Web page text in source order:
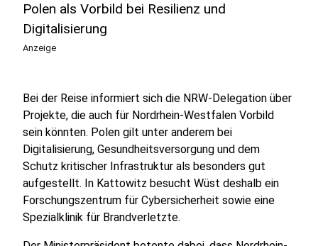
Polen als Vorbild bei Resilienz und
Digitalisierung
Anzeige
Bei der Reise informiert sich die NRW-Delegation über
Projekte, die auch für Nordrhein-Westfalen Vorbild
sein könnten. Polen gilt unter anderem bei
Digitalisierung, Gesundheitsversorgung und dem
Schutz kritischer Infrastruktur als besonders gut
aufgestellt. In Kattowitz besucht Wüst deshalb ein
Forschungszentrum für Cybersicherheit sowie eine
Spezialklinik für Brandverletzte.